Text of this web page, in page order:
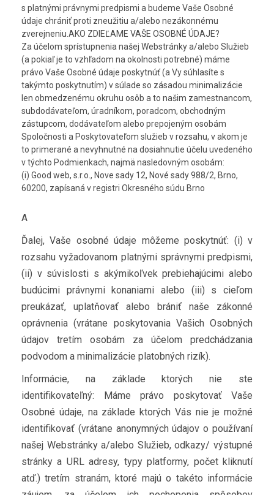
s platnými právnymi predpismi a budeme Vaše Osobné
údaje chrániť proti zneužitiu a/alebo nezákonnému
zverejneniu.AKO ZDIEĽAME VAŠE OSOBNÉ ÚDAJE?
Za účelom sprístupnenia našej Webstránky a/alebo Služieb
(a pokiaľ je to vzhľadom na okolnosti potrebné) máme
právo Vaše Osobné údaje poskytnúť (a Vy súhlasíte s
takýmto poskytnutím) v súlade so zásadou minimalizácie
len obmedzenému okruhu osôb a to našim zamestnancom,
subdodávateľom, úradníkom, poradcom, obchodným
zástupcom, dodávateľom alebo prepojeným osobám
Spoločnosti a Poskytovateľom služieb v rozsahu, v akom je
to primerané a nevyhnutné na dosiahnutie účelu uvedeného
v týchto Podmienkach, najmä nasledovným osobám:
(i) Good web, s.r.o., Nove sady 12, Nové sady 988/2, Brno,
60200, zapísaná v registri Okresného súdu Brno
A
Ďalej, Vaše osobné údaje môžeme poskytnúť: (i) v
rozsahu vyžadovanom platnými správnymi predpismi,
(ii) v súvislosti s akýmikoľvek prebiehajúcimi alebo
budúcimi právnymi konaniami alebo (iii) s cieľom
preukázať, uplatňovať alebo brániť naše zákonné
oprávnenia (vrátane poskytovania Vašich Osobných
údajov tretím osobám za účelom predchádzania
podvodom a minimalizácie platobných rizík).
Informácie, na základe ktorých nie ste
identifikovateľný: Máme právo poskytovať Vaše
Osobné údaje, na základe ktorých Vás nie je možné
identifikovať (vrátane anonymných údajov o používaní
našej Webstránky a/alebo Služieb, odkazy/ výstupné
stránky a URL adresy, typy platformy, počet kliknutí
atď.) tretím stranám, ktoré majú o takéto informácie